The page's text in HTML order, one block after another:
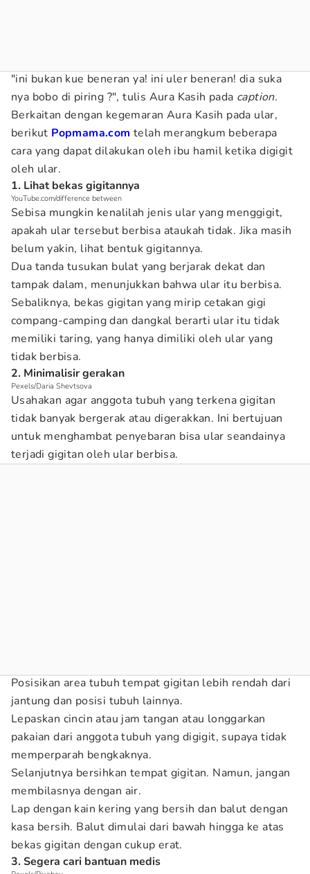
"ini bukan kue beneran ya! ini uler beneran! dia suka
nya bobo di piring ?", tulis Aura Kasih pada caption.
Berkaitan dengan kegemaran Aura Kasih pada ular,
berikut Popmama.com telah merangkum beberapa
cara yang dapat dilakukan oleh ibu hamil ketika digigit
oleh ular.
1. Lihat bekas gigitannya
YouTube.com/difference between
Sebisa mungkin kenalilah jenis ular yang menggigit,
apakah ular tersebut berbisa ataukah tidak. Jika masih
belum yakin, lihat bentuk gigitannya.
Dua tanda tusukan bulat yang berjarak dekat dan
tampak dalam, menunjukkan bahwa ular itu berbisa.
Sebaliknya, bekas gigitan yang mirip cetakan gigi
compang-camping dan dangkal berarti ular itu tidak
memiliki taring, yang hanya dimiliki oleh ular yang
tidak berbisa.
2. Minimalisir gerakan
Pexels/Daria Shevtsova
Usahakan agar anggota tubuh yang terkena gigitan
tidak banyak bergerak atau digerakkan. Ini bertujuan
untuk menghambat penyebaran bisa ular seandainya
terjadi gigitan oleh ular berbisa.
Posisikan area tubuh tempat gigitan lebih rendah dari
jantung dan posisi tubuh lainnya.
Lepaskan cincin atau jam tangan atau longgarkan
pakaian dari anggota tubuh yang digigit, supaya tidak
memperparah bengkaknya.
Selanjutnya bersihkan tempat gigitan. Namun, jangan
membilasnya dengan air.
Lap dengan kain kering yang bersih dan balut dengan
kasa bersih. Balut dimulai dari bawah hingga ke atas
bekas gigitan dengan cukup erat.
3. Segera cari bantuan medis